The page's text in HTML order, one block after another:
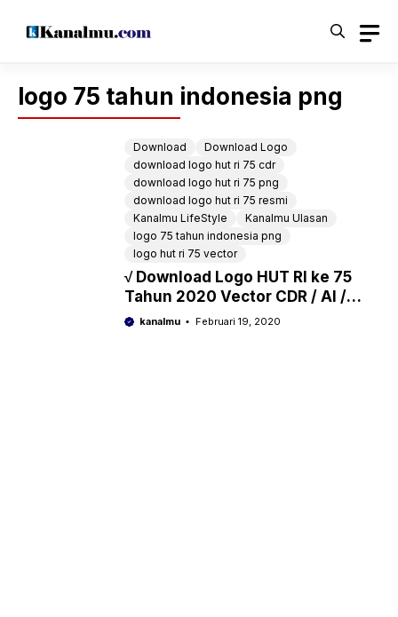
logo 75 tahun indonesia png
Download
Download Logo
download logo hut ri 75 cdr
download logo hut ri 75 png
download logo hut ri 75 resmi
Kanalmu LifeStyle
Kanalmu Ulasan
logo 75 tahun indonesia png
logo hut ri 75 vector
√ Download Logo HUT RI ke 75
Tahun 2020 Vector CDR / AI /
PNG / EPS
kanalmu Februari 19, 2020